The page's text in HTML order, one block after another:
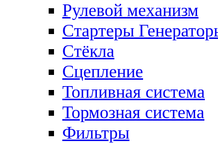
Рулевой механизм
Стартеры
Стёкла
Сцепление
Топливная система
Тормозная система
Фильтры